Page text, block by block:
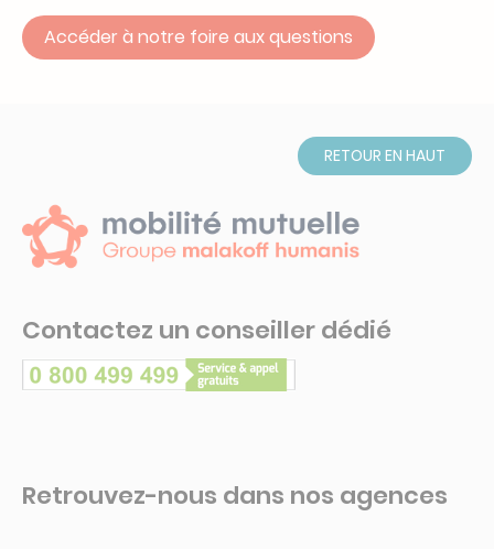
Accéder à notre foire aux questions
Contactez un conseiller dédié
Retrouvez-nous dans nos agences
RETOUR EN HAUT